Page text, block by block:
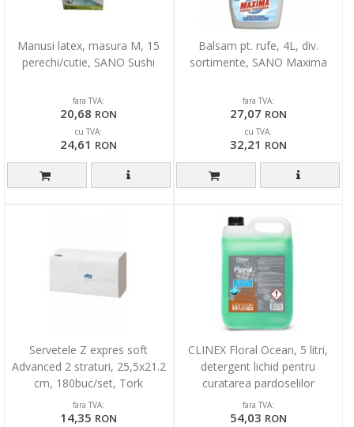
Manusi latex, masura M, 15
perechi/cutie, SANO Sushi
fara TVA:
20,68 RON
cu TVA:
24,61 RON
Balsam pt. rufe, 4L, div.
sortimente, SANO Maxima
fara TVA:
27,07 RON
cu TVA:
32,21 RON
Servetele Z expres soft
Advanced 2 straturi, 25,5x21.2
cm, 180buc/set, Tork
fara TVA:
14,35 RON
CLINEX Floral Ocean, 5 litri,
detergent lichid pentru
curatarea pardoselilor
fara TVA:
54,03 RON